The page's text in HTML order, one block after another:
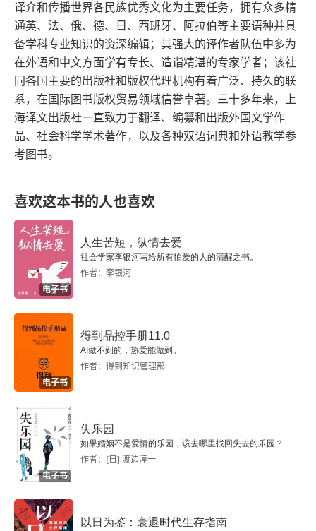
译介和传播世界各民族优秀文化为主要任务，拥有众多精
通英、法、俄、德、日、西班牙、阿拉伯等主要语种并具
备学科专业知识的资深编辑；其强大的译作者队伍中多为
在外语和中文方面学有专长、造诣精湛的专家学者；该社
同各国主要的出版社和版权代理机构有着广泛、持久的联
系，在国际图书版权贸易领域信誉卓著。三十多年来，上
海译文出版社一直致力于翻译、编纂和出版外国文学作
品、社会科学学术著作，以及各种双语词典和外语教学参
考图书。
喜欢这本书的人也喜欢
电子书
人生苦短，纵情去爱
社会学家李银河写给所有怕爱的人的清醒之书。
作者：李银河
电子书
得到品控手册11.0
AI做不到的，热爱能做到。
作者：得到知识管理部
电子书
失乐园
如果婚姻不是爱情的乐园，该去哪里找回失去的乐园？
作者：[日] 渡边淳一
以日为鉴：衰退时代生存指南